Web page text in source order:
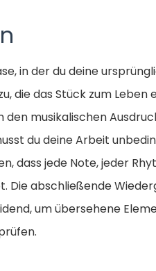
in der du deine
die das Stück zum Leben
musikalischen
du deine Arbeit
dass jede Note, jeder
Die abschließende
um übersehene